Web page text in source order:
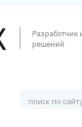
Разработчик
решений